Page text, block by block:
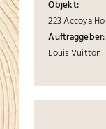
Objekt:
223 Accoya
Auftraggeber:
Louis Vuitton